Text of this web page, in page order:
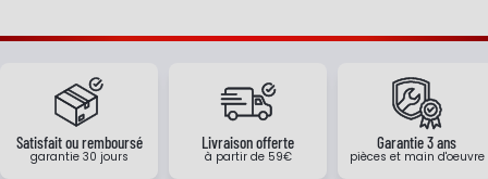
Satisfait ou remboursé
garantie 30 jours
Livraison offerte
à partir de 59€
Garantie 3 ans
pièces et main d'oeuvre